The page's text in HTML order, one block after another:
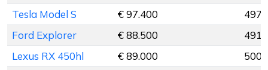
Tesla Model S
€ 97.400
497
Ford Explorer
€ 88.500
491
Lexus RX 450hl
€ 89.000
500